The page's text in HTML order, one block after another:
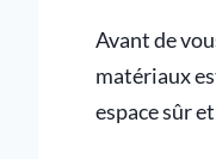
Avant de
matériaux
espace sûr